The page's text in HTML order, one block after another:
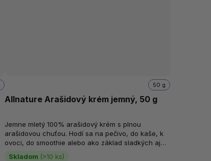
Allnature Arašidový krém jemný, 50 g
Skladom (>10 ks)
50 g
Jemne mletý 100% arašidový krém s plnou
arašidovou chuťou. Hodí sa na pečivo, do kaše, k
ovoci, do smoothie alebo ako základ sladkých aj
slaných receptov. V arašidovom kréme...